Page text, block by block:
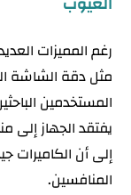
رغم المميزات
المستخدمين
إلى أن الكاميرات
المنافسين.